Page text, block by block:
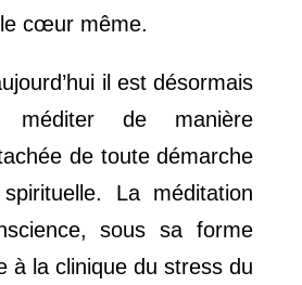
cœur même.
il est désormais
méditer de manière
de toute démarche
La méditation
sous sa forme
à la clinique du stress du